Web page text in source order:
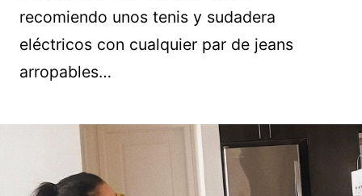
recomiendo unos tenis y sudadera
eléctricos con cualquier par de jeans
arropables…